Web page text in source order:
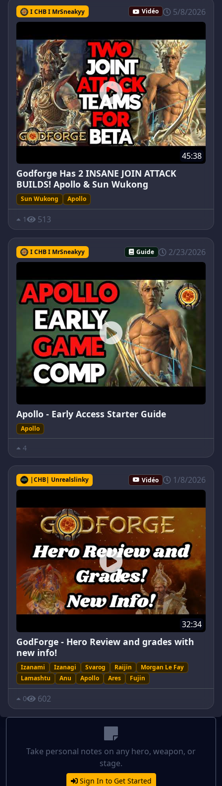
I CHB I MrSneakyy Vidéo 5/8/2026
45:38
Godforge Has 2 INSANE JOIN ATTACK
BUILDS! Apollo & Sun Wukong
Sun Wukong Apollo
1 513
I CHB I MrSneakyy Guide 2/23/2026
Apollo - Early Access Starter Guide
Apollo
4
|CHB| Unrealslinky Vidéo 1/8/2026
32:34
GodForge - Hero Review and grades with
new info!
Izanami Izanagi Svarog Raijin
Morgan Le Fay
Lamashtu
Anu Apollo Ares Fujin
0 602
Take personal notes on any hero, weapon, or
stage.
Sign In to Get Started